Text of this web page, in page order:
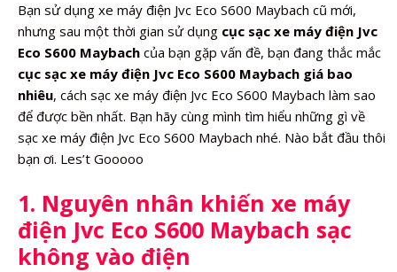
Bạn sử dụng xe máy điện Jvc Eco S600 Maybach cũ mới,
nhưng sau một thời gian sử dụng cục sạc xe máy điện Jvc
Eco S600 Maybach của bạn gặp vấn đề, bạn đang thắc mắc
cục sạc xe máy điện Jvc Eco S600 Maybach giá bao
nhiêu, cách sạc xe máy điện Jvc Eco S600 Maybach làm sao
để được bền nhất. Bạn hãy cùng mình tìm hiểu những gì về
sạc xe máy điện Jvc Eco S600 Maybach nhé. Nào bắt đầu thôi
bạn ơi. Les’t Gooooo
1. Nguyên nhân khiến xe máy
điện Jvc Eco S600 Maybach sạc
không vào điện